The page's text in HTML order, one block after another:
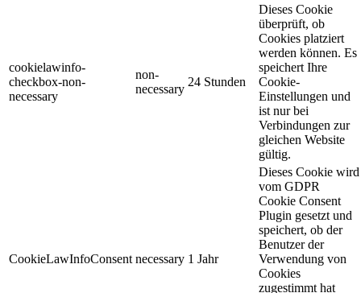
cookielawinfo-
checkbox-non-
necessary
non-
necessary
24 Stunden
Dieses Cookie
überprüft, ob
Cookies platziert
werden können. Es
speichert Ihre
Cookie-
Einstellungen und
ist nur bei
Verbindungen zur
gleichen Website
gültig.
CookieLawInfoConsent necessary 1 Jahr
Dieses Cookie wird
vom GDPR
Cookie Consent
Plugin gesetzt und
speichert, ob der
Benutzer der
Verwendung von
Cookies
zugestimmt hat